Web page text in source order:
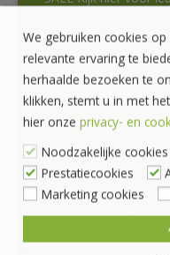
Houtvezel pallets
Hygiëne Pallets
Palletranden en
Vouwkist Pallet Plaza
Opzetframes en
Kunststof
Bakken en Kratten
Dolly’s
We gebruiken cookies
relevante ervaring te
herhaalde bezoeken te
klikken, stemt u in met
hier onze privacy- en
Noodzakelijke cookies
Prestatiecookies
Marketing cookies